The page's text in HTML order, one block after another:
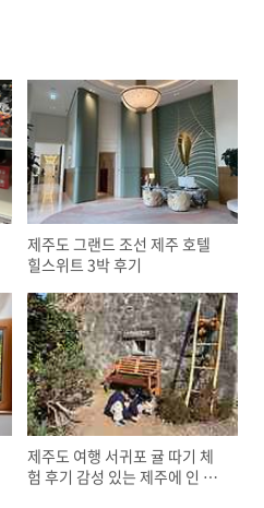
제주도 그랜드 조선 제주 호텔
힐스위트 3박 후기
제주도 여행 서귀포 귤 따기 체
험 후기 감성 있는 제주에 인 감